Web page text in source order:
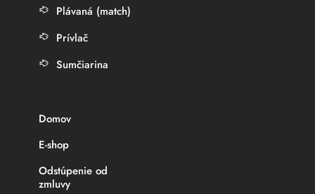
Plávaná (match)
Prívlač
Sumčiarina
Domov
E-shop
Odstúpenie od
zmluvy